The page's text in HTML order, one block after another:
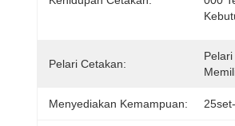
Pelari Cetakan:
Menyediakan Kemampuan: